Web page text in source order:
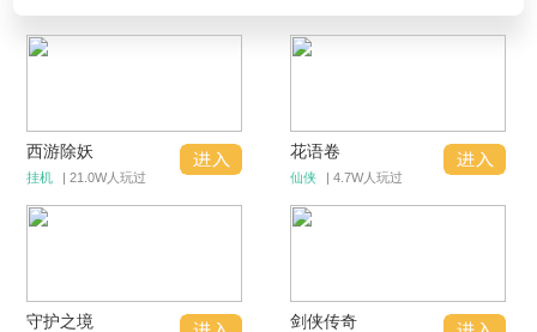
西游除妖
挂机 | 21.0W人玩过
花语卷
仙侠 | 4.7W人玩过
守护之境 剑侠传奇